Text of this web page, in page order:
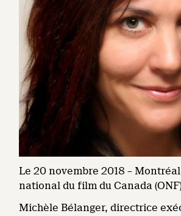
Le 20 novembre 2018 –
national du film du Canada
Michèle Bélanger, directrice